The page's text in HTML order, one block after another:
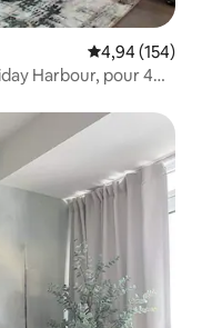
Note
4,94 (154)
Harbour, pour 4
aimés